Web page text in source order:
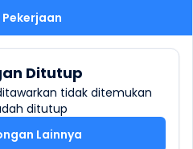
Ditutup
tidak ditemukan
ditutup
Lainnya